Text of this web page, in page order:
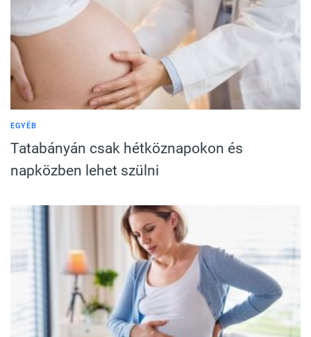
EGYÉB
Tatabányán csak hétköznapokon és
napközben lehet szülni